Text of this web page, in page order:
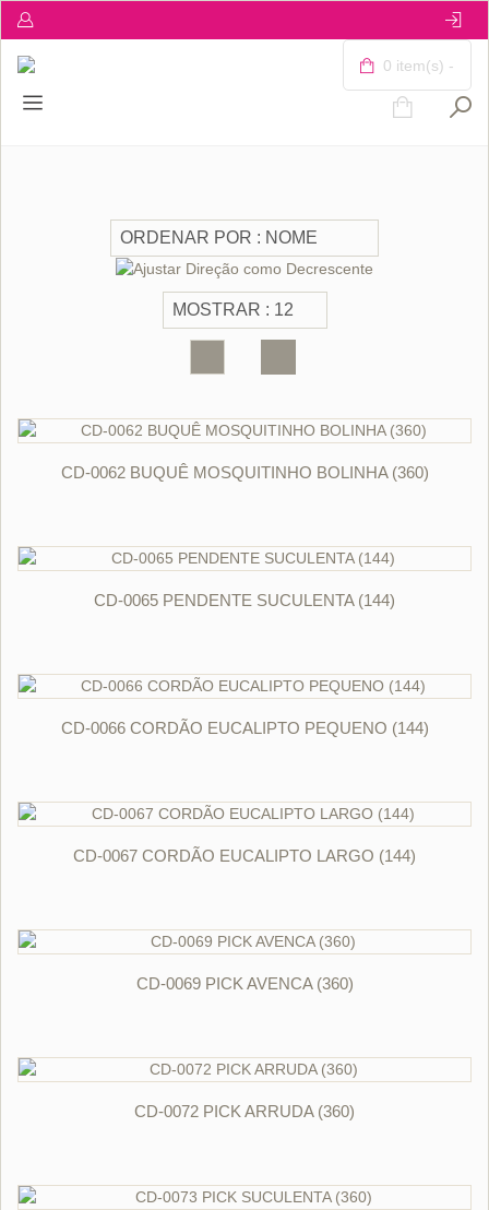
0 item(s) -
CD-0062 BUQUÊ MOSQUITINHO BOLINHA (360)
CD-0065 PENDENTE SUCULENTA (144)
CD-0066 CORDÃO EUCALIPTO PEQUENO (144)
CD-0067 CORDÃO EUCALIPTO LARGO (144)
CD-0069 PICK AVENCA (360)
CD-0072 PICK ARRUDA (360)